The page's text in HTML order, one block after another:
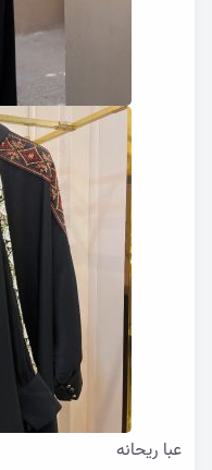
عبا ریحانه